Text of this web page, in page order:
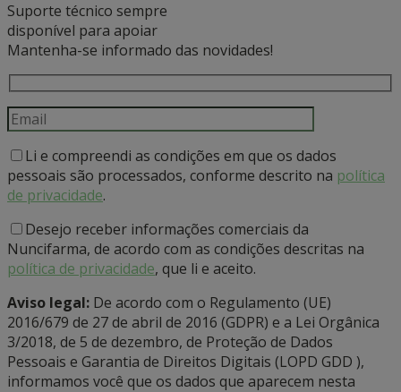
Suporte técnico sempre
disponível para apoiar
Mantenha-se informado das novidades!
Li e compreendi as condições em que os dados
pessoais são processados, conforme descrito na política
de privacidade.
Desejo receber informações comerciais da
Nuncifarma, de acordo com as condições descritas na
política de privacidade, que li e aceito.
Aviso legal: De acordo com o Regulamento (UE)
2016/679 de 27 de abril de 2016 (GDPR) e a Lei Orgânica
3/2018, de 5 de dezembro, de Proteção de Dados
Pessoais e Garantia de Direitos Digitais (LOPD GDD ),
informamos você que os dados que aparecem nesta